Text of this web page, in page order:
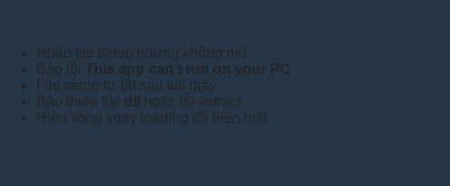
Nhấp file setup nhưng không mở
Báo lỗi This app can’t run on your PC
File setup tự tắt sau vài giây
Báo thiếu file dll
hoặc lỗi extract
Hiện vòng xoay loading rồi biến mất